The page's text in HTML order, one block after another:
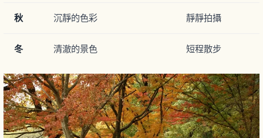
秋 沉靜的色彩 靜靜拍攝
冬 清澈的景色 短程散步